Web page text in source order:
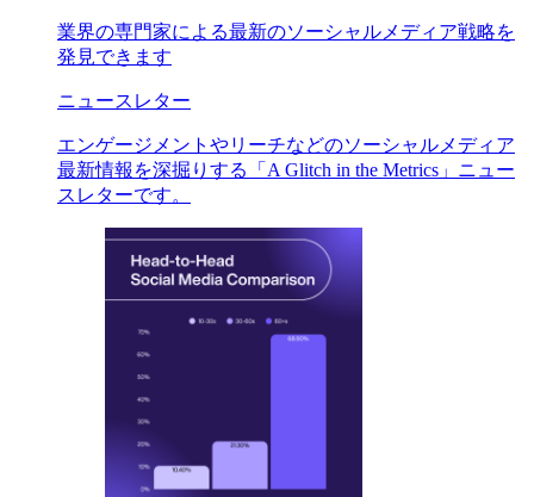
業界の専門家による最新のソーシャルメディア戦略を
発見できます
ニュースレター
エンゲージメントやリーチなどのソーシャルメディア
最新情報を深掘りする「A Glitch in the Metrics」ニュー
スレターです。